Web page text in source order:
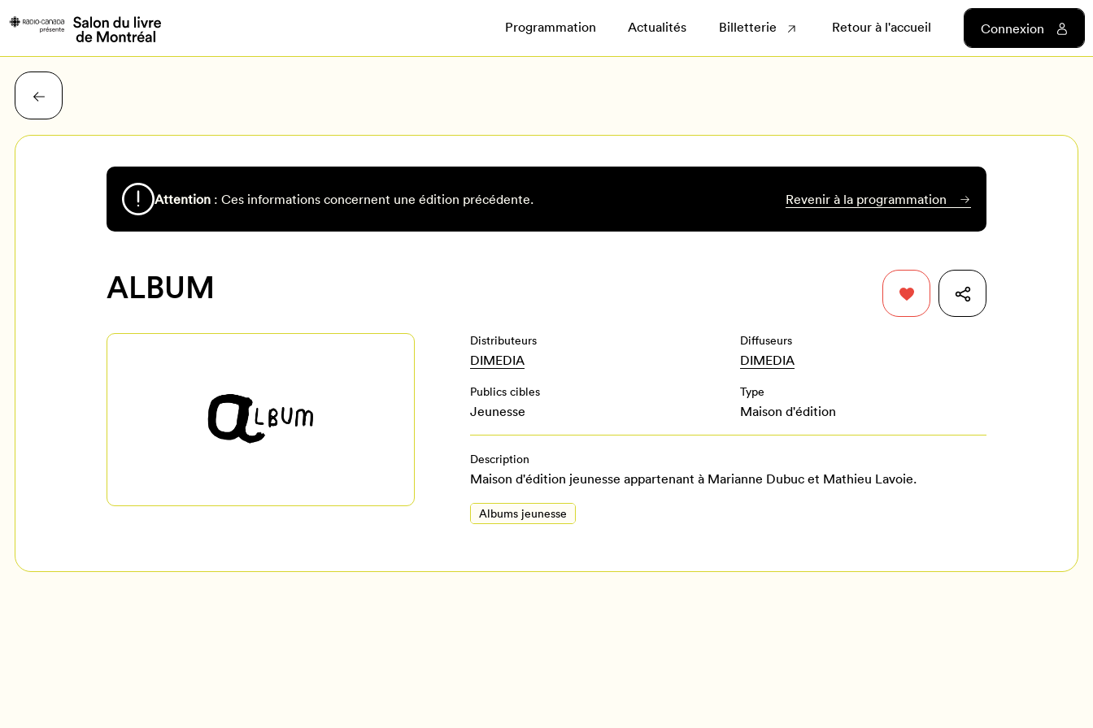
Programmation Actualités Billetterie Retour à l'accueil Connexion
Mon Salon
Attention : Ces informations concernent une édition précédente. Revenir à la programmation
ALBUM
Distributeurs
DIMEDIA
Diffuseurs
DIMEDIA
Publics cibles
Jeunesse
Type
Maison d'édition
Description
Maison d'édition jeunesse appartenant à Marianne Dubuc et Mathieu Lavoie.
Albums jeunesse